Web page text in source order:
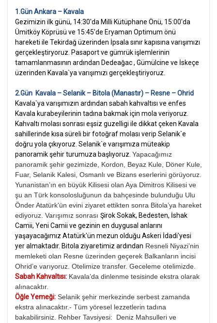
1.Gün Ankara – Kavala
Gezimizin ilk günü, 14:30'da Milli Kütüphane Önü, 15:00'da
Ümitköy Köprüsü ve 15:45'de Eryaman Optimum önü
hareketi ile Tekirdağ üzerinden İpsala sınır kapısına varışımızı
gerçekleştiryoruz. Pasaport ve gümrük işlemlerinin
tamamlanmasının ardından Dedeağac , Gümülcine ve İskeçe
üzerinden Kavala`ya varışımızı gerçekleştiriyoruz.
2.Gün Kavala – Selanik – Bitola (Manastır) – Resne – Ohrid
Kavala`ya varışımızın ardından sabah kahvaltısı ve enfes
Kavala kurabeyilerinin tadına bakmak için mola veriyoruz.
Kahvaltı molası sonrası eşsiz guzelligi ile dikkat çeken Kavala
sahillerinde kısa süreli bir fotoğraf molası verip Selanik`e
doğru yola çıkıyoruz. Selanik`e varışımıza müteakip
panoramik şehir turumuza başlıyoruz. Yapacağımız
panoramik şehir gezimizde, Kordon, Beyaz Kule, Döner Kule,
Fuar, Selanik Kalesi, Osmanlı ve Bizans eserlerini görüyoruz.
Yunanistan’ın en büyük Kilisesi olan Aya Dimitros Kilisesi ve
şu an Türk konsolosluğunun da bahçesinde bulunduğu Ulu
Önder Atatürk'ün evini ziyaret ettikten sonra Bitola’ya hareket
ediyoruz. Varışımız sonrası Şirok Sokak, Bedesten, İshak
Camii, Yeni Camii ve gezinin en duygusal anlarını
yaşayacağımız Atatürk'ün mezun olduğu Askeri İdadi'yesi
yer almaktadır. Bitola ziyaretimiz ardından Resneli Niyazi’nin
memleketi olan Resne üzerinden geçerek Balkanların incisi
Ohrid’e varıyoruz. Otelimize transfer. Geceleme otelimizde.
Sabah Kahvaltısı: Kavala’da dinlenme tesisinde ekstra olarak
alınacaktır.
Öğle Yemeği: Selanik şehir merkezinde serbest zamanda
ekstra alınacaktır.- Tüm yöresel lezzetlerin tadına
bakabilirsiniz. Rehber Tavsiyesi: Deniz Mahsulleri ve